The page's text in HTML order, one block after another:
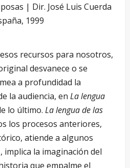
| Dir. José Luis Cuerda
1999
recursos para nosotros,
desvanece o se
a profundidad la
la audiencia, en La lengua
lo último. La lengua de las
los procesos anteriores,
atiende a algunos
implica la imaginación del
que empalme el